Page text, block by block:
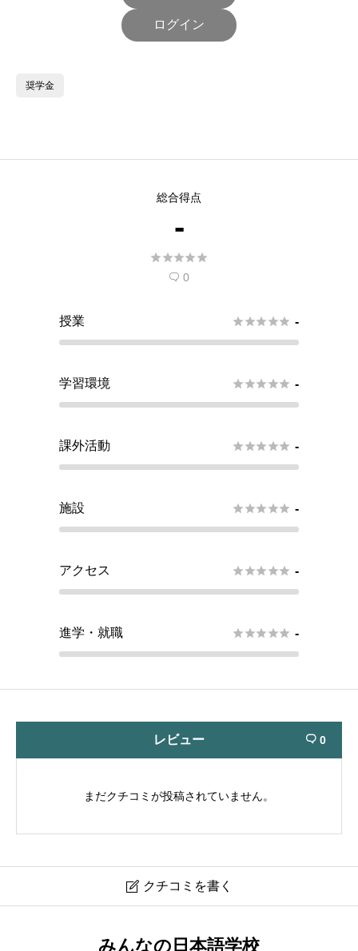
ログイン
奨学金
総合得点
-

 0
授業  -
学習環境  -
課外活動  -
施設  -
アクセス  -
進学・就職  -
レビュー  0
まだクチコミが投稿されていません。
 クチコミを書く
Academy
みんなの日本語学校